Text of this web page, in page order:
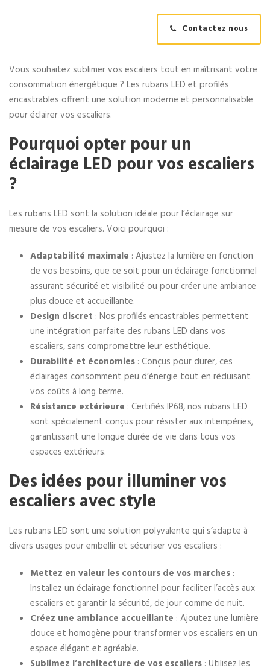
Contactez nous
Vous souhaitez sublimer vos escaliers tout en maîtrisant votre
consommation énergétique ? Les rubans LED et profilés
encastrables offrent une solution moderne et personnalisable
pour éclairer vos escaliers.
Pourquoi opter pour un
éclairage LED pour vos escaliers
?
Les rubans LED sont la solution idéale pour l’éclairage sur
mesure de vos escaliers. Voici pourquoi :
Adaptabilité maximale : Ajustez la lumière en fonction
de vos besoins, que ce soit pour un éclairage fonctionnel
assurant sécurité et visibilité ou pour créer une ambiance
plus douce et accueillante.
Design discret : Nos profilés encastrables permettent
une intégration parfaite des rubans LED dans vos
escaliers, sans compromettre leur esthétique.
Durabilité et économies : Conçus pour durer, ces
éclairages consomment peu d’énergie tout en réduisant
vos coûts à long terme.
Résistance extérieure : Certifiés IP68, nos rubans LED
sont spécialement conçus pour résister aux intempéries,
garantissant une longue durée de vie dans tous vos
espaces extérieurs.
Des idées pour illuminer vos
escaliers avec style
Les rubans LED sont une solution polyvalente qui s’adapte à
divers usages pour embellir et sécuriser vos escaliers :
Mettez en valeur les contours de vos marches :
Installez un éclairage fonctionnel pour faciliter l’accès aux
escaliers et garantir la sécurité, de jour comme de nuit.
Créez une ambiance accueillante : Ajoutez une lumière
douce et homogène pour transformer vos escaliers en un
espace élégant et agréable.
Sublimez l’architecture de vos escaliers : Utilisez les